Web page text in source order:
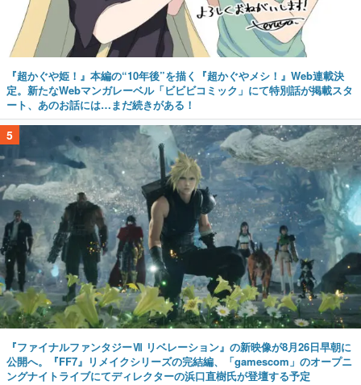
『超かぐや姫！』本編の“10年後”を描く『超かぐやメシ！』Web連載決
定。新たなWebマンガレーベル「ビビビコミック」にて特別話が掲載スタ
ート、あのお話には…まだ続きがある！
5
『ファイナルファンタジーⅦ リベレーション』の新映像が8月26日早朝に
公開へ。『FF7』リメイクシリーズの完結編、「gamescom」のオープニ
ングナイトライブにてディレクターの浜口直樹氏が登壇する予定